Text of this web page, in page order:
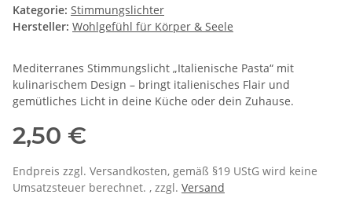
Kategorie: Stimmungslichter
Hersteller: Wohlgefühl für Körper & Seele
Mediterranes Stimmungslicht „Italienische Pasta“ mit
kulinarischem Design – bringt italienisches Flair und
gemütliches Licht in deine Küche oder dein Zuhause.
2,50 €
Endpreis zzgl. Versandkosten, gemäß §19 UStG wird keine
Umsatzsteuer berechnet. , zzgl. Versand